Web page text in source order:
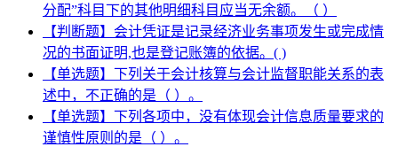
分配”科目下的其他明细科目应当无余额。（ ）
【判断题】会计凭证是记录经济业务事项发生或完成情
况的书面证明,也是登记账簿的依据。( )
【单选题】下列关于会计核算与会计监督职能关系的表
述中，不正确的是（ ）。
【单选题】下列各项中，没有体现会计信息质量要求的
谨慎性原则的是（ ）。